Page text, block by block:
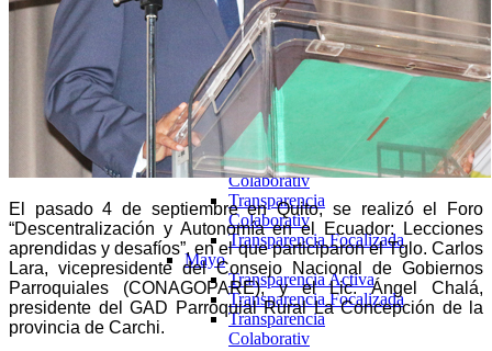
Transparencia Activa
Transparencia
Colaborativ
Transparencia Focalizada
Abril
Transparencia Activa
Transparencia Focalizada
Transparencia
Colaborativ
Transparencia
Colaborativ
Transparencia Focalizada
Mayo
Transparencia Activa
Transparencia Focalizada
Transparencia
Colaborativ
El pasado 4 de septiembre en Quito, se realizó el Foro
“Descentralización y Autonomía en el Ecuador: Lecciones
aprendidas y desafíos”, en el que participaron el Tglo. Carlos
Lara, vicepresidente del Consejo Nacional de Gobiernos
Parroquiales (CONAGOPARE), y el Lic. Ángel Chalá,
presidente del GAD Parroquial Rural La Concepción de la
provincia de Carchi.